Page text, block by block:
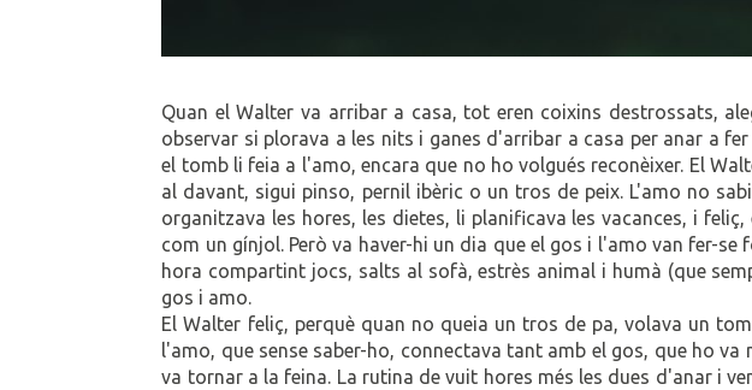
Quan el Walter va arribar a casa, tot eren coixins destrossats,
observar si plorava a les nits i ganes d'arribar a casa per anar a
el tomb li feia a l'amo, encara que no ho volgués reconèixer. El
al davant, sigui pinso, pernil ibèric o un tros de peix. L'amo no
organitzava les hores, les dietes, li planificava les vacances, i
com un gínjol. Però va haver-hi un dia que el gos i l'amo van fer-
hora compartint jocs, salts al sofà, estrès animal i humà (que
gos i amo.
El Walter feliç, perquè quan no queia un tros de pa, volava un
l'amo, que sense saber-ho, connectava tant amb el gos, que ho
va tornar a la feina. La rutina de vuit hores més les dues d'anar i